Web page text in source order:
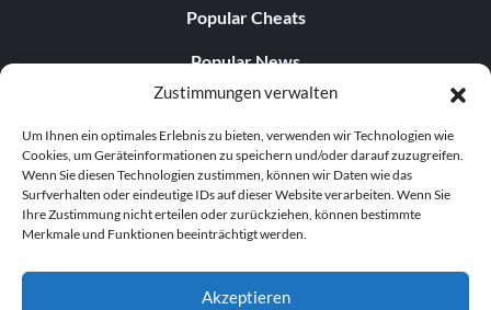
Zustimmungen verwalten
Um Ihnen ein optimales Erlebnis zu bieten, verwenden wir Technologien wie
Cookies, um Geräteinformationen zu speichern und/oder darauf zuzugreifen.
Wenn Sie diesen Technologien zustimmen, können wir Daten wie das
Surfverhalten oder eindeutige IDs auf dieser Website verarbeiten. Wenn Sie
Ihre Zustimmung nicht erteilen oder zurückziehen, können bestimmte
Merkmale und Funktionen beeinträchtigt werden.
Akzeptieren
Popular Cheats
Popular News
Popular Editorials
Popular Free Games
LATEST UPDATES